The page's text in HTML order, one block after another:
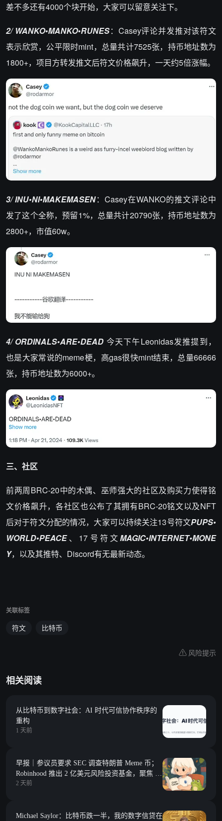
差不多还有4000个块开始，大家可以留意关注下。
2/ WANKO•MANKO•RUNES：Casey评论并发推对该符文
表示欣赏，公平限时mint，总量共计7525张，持币地址数为
1800+，项目方转发推文后符文价格飙升，一天约5倍涨幅。
3/ INU•NI•MAKEMASEN：Casey在WANKO的推文评论中
发了这个全称，预留1%，总量共计20790张，持币地址数为
2800+，市值60w。
4/ ORDINALS•ARE•DEAD 今天下午Leonidas发推提到，
也是大家常说的meme梗，高gas很快mint结束，总量66666
张，持币地址数为6000+。
三、社区
前两周BRC-20中的木偶、巫师强大的社区及购买力使得铭
文价格飙升，各社区也公布了其拥有BRC-20铭文以及NFT
后对于符文分配的情况，大家可以持续关注13号符文PUPS•
WORLD•PEACE、17号符文MAGIC•INTERNET•MONE
Y，以及其推特、Discord有无最新动态。
关联标签
符文 比特币
风险提示
相关阅读
从比特币到数字社会：AI 时代可信协作秩序的
重构
1 天前
早报｜参议员要求 SEC 调查特朗普 Meme 币；
Robinhood 推出 2 亿美元风险投资基金，聚焦 Y
Combinator 种子期项目
2 天前
Michael Saylor：比特币跌一半，我的数字信贷在